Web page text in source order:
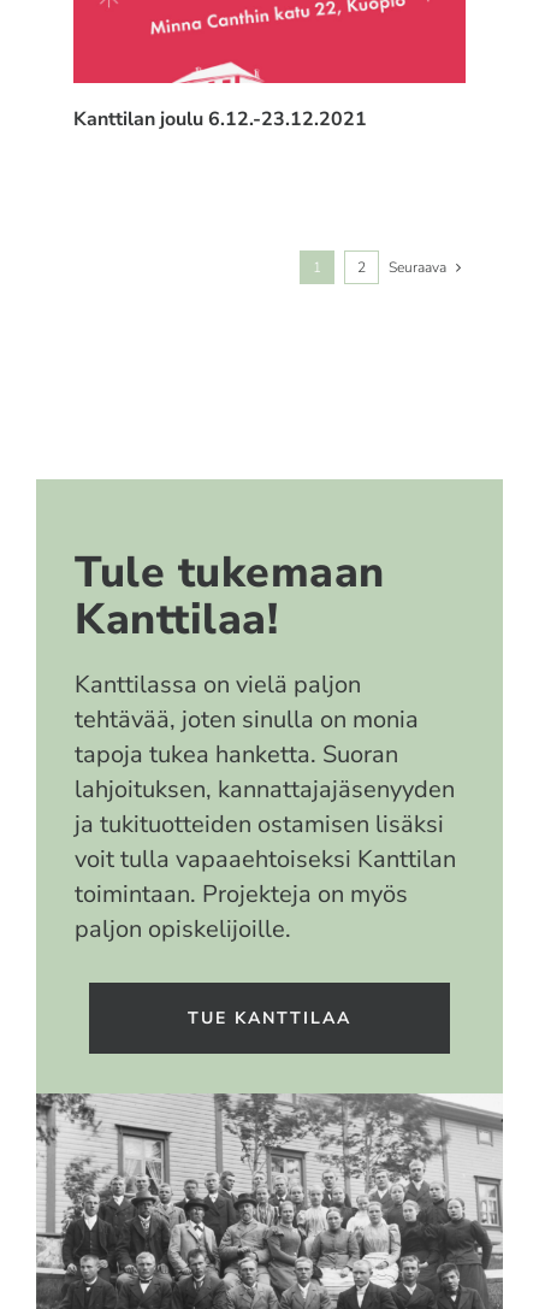
Kanttilan joulu 6.12.-23.12.2021
1 2 Seuraava
Tule tukemaan
Kanttilaa!
Kanttilassa on vielä paljon
tehtävää, joten sinulla on monia
tapoja tukea hanketta. Suoran
lahjoituksen, kannattajajäsenyyden
ja tukituotteiden ostamisen lisäksi
voit tulla vapaaehtoiseksi Kanttilan
toimintaan. Projekteja on myös
paljon opiskelijoille.
TUE KANTTILAA